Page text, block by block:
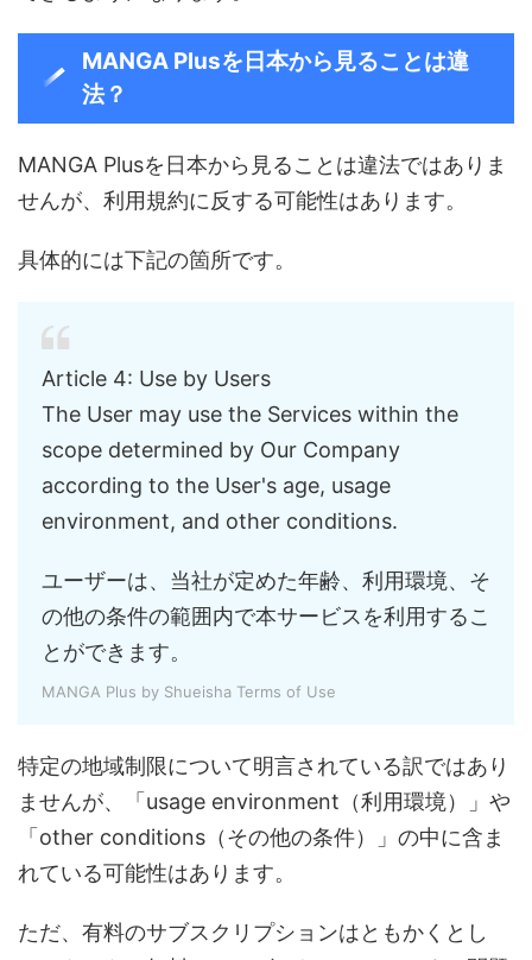
MANGA Plusを日本から見ることは違
法？
MANGA Plusを日本から見ることは違法ではありま
せんが、利用規約に反する可能性はあります。
具体的には下記の箇所です。
Article 4: Use by Users
The User may use the Services within the
scope determined by Our Company
according to the User's age, usage
environment, and other conditions.
ユーザーは、当社が定めた年齢、利用環境、そ
の他の条件の範囲内で本サービスを利用するこ
とができます。
MANGA Plus by Shueisha Terms of Use
特定の地域制限について明言されている訳ではあり
ませんが、「usage environment（利用環境）」や
「other conditions（その他の条件）」の中に含ま
れている可能性はあります。
ただ、有料のサブスクリプションはともかくとし